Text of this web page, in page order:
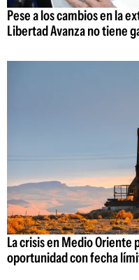
Pese a los cambios en la
Libertad Avanza no tiene
La crisis en Medio Oriente
oportunidad con fecha